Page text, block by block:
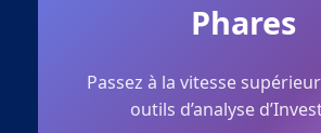
Phares
Passez à la vitesse
outils d’analyse